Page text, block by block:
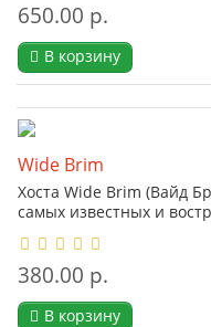
650.00 р.
В корзину
Wide Brim
Хоста Wide Brim (Вайд
самых известных и
380.00 р.
В корзину